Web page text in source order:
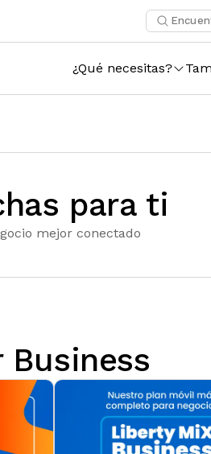
¿Qué necesitas?
para ti
mejor conectado